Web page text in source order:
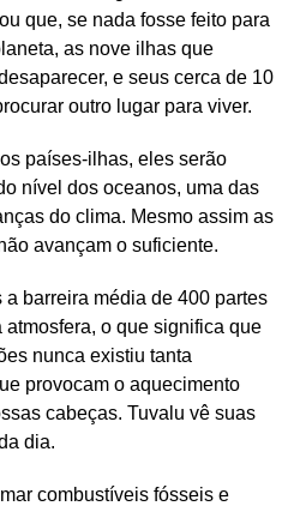
que, se nada fosse feito para
as nove ilhas que
e seus cerca de 10
outro lugar para viver.
países-ilhas, eles serão
nível dos oceanos, uma das
do clima. Mesmo assim as
avançam o suficiente.
barreira média de 400 partes
o que significa que
nunca existiu tanta
provocam o aquecimento
cabeças. Tuvalu vê suas
dia.
combustíveis fósseis e